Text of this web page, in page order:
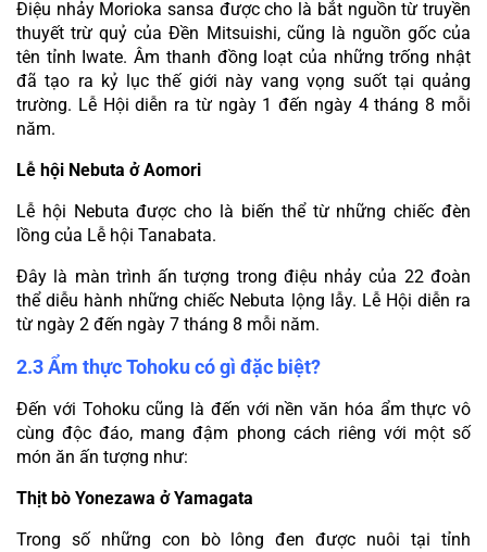
Điệu nhảy Morioka sansa được cho là bắt nguồn từ truyền
thuyết trừ quỷ của Đền Mitsuishi, cũng là nguồn gốc của
tên tỉnh Iwate. Âm thanh đồng loạt của những trống nhật
đã tạo ra kỷ lục thế giới này vang vọng suốt tại quảng
trường. Lễ Hội diễn ra từ ngày 1 đến ngày 4 tháng 8 mỗi
năm.
Lễ hội Nebuta ở Aomori
Lễ hội Nebuta được cho là biến thể từ những chiếc đèn
lồng của Lễ hội Tanabata.
Đây là màn trình ấn tượng trong điệu nhảy của 22 đoàn
thể diễu hành những chiếc Nebuta lộng lẫy. Lễ Hội diễn ra
từ ngày 2 đến ngày 7 tháng 8 mỗi năm.
2.3 Ẩm thực Tohoku có gì đặc biệt?
Đến với Tohoku cũng là đến với nền văn hóa ẩm thực vô
cùng độc đáo, mang đậm phong cách riêng với một số
món ăn ấn tượng như:
Thịt bò Yonezawa ở Yamagata
Trong số những con bò lông đen được nuôi tại tỉnh